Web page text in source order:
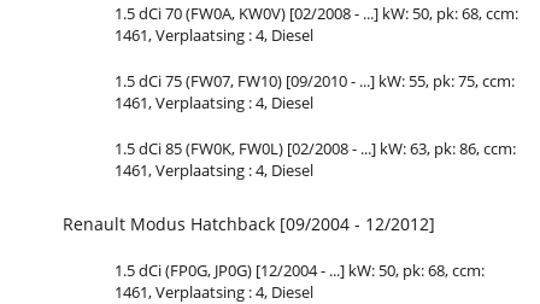
1.5 dCi 70 (FW0A, KW0V) [02/2008 - ...] kW: 50, pk: 68, ccm:
1461, Verplaatsing : 4, Diesel
1.5 dCi 75 (FW07, FW10) [09/2010 - ...] kW: 55, pk: 75, ccm:
1461, Verplaatsing : 4, Diesel
1.5 dCi 85 (FW0K, FW0L) [02/2008 - ...] kW: 63, pk: 86, ccm:
1461, Verplaatsing : 4, Diesel
Renault Modus Hatchback [09/2004 - 12/2012]
1.5 dCi (FP0G, JP0G) [12/2004 - ...] kW: 50, pk: 68, ccm:
1461, Verplaatsing : 4, Diesel